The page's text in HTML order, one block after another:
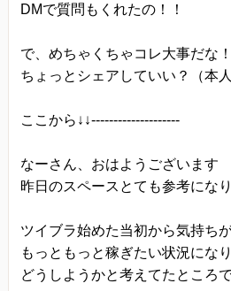
DMで質問もくれたの！！
で、めちゃくちゃコレ大事だな
ちょっとシェアしていい？（本人
ここから↓↓--------------------
なーさん、おはようございます
昨日のスペースとても参考にな
ツイブラ始めた当初から気持ち
もっともっと稼ぎたい状況になり
どうしようかと考えてたところ